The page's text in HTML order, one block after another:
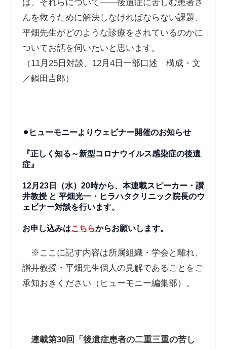
は、それらについて――後遺症に苦しむ患者さ
んを救うために解決しなければならない課題、
平畑先生がどのような診療をされているのかに
ついてお話を伺いたいと思います。
（11月25日対談、12月4日一部口述 構成・文
／鍋田吉郎）
⚫︎ヒューモニーよりウェビナー開催のお知らせ
『正しく知る～新型コロナウイルス感染症の後遺
症』
12月23日（水）20時から、本連載スピーカー・讃
井教授 と 平畑光一・ヒラハタクリニック院長のウ
ェビナー対談を行います。
お申し込みはこちらからお願いします。
※ここに記す内容は所属組織・学会と離れ、
讃井教授・平畑先生個人の見解であることをご
承知おきください（ヒューモニー編集部）。
連載第30回「後遺症患者の二重三重の苦し